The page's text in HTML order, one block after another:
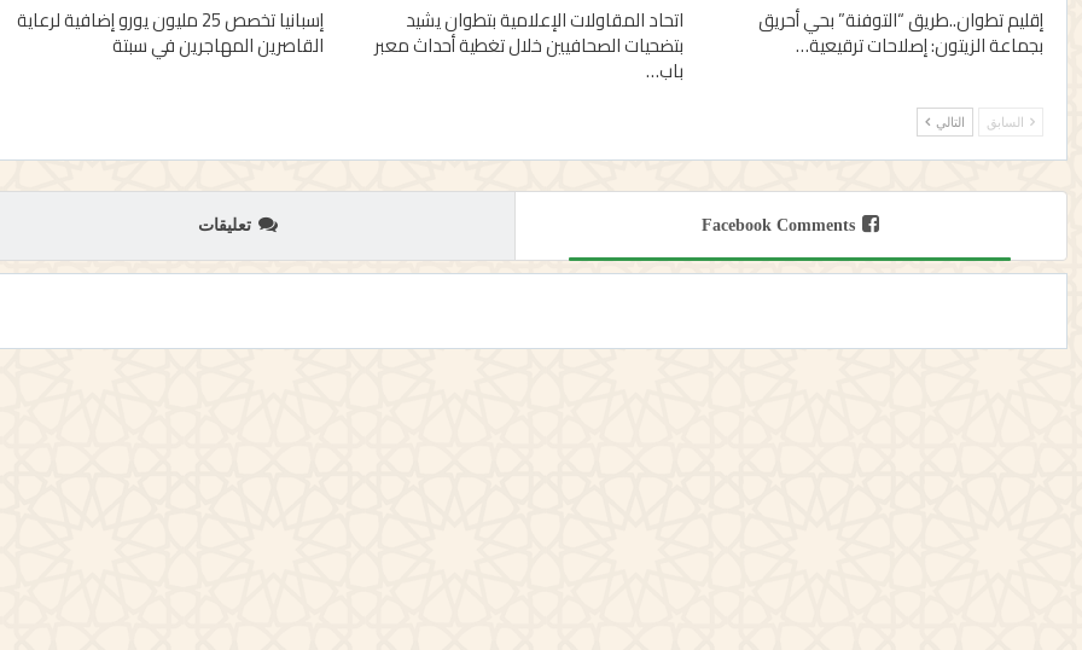
إقليم تطوان..طريق “التوفنة” بحي أحريق
بجماعة الزيتون: إصلاحات ترقيعية…
اتحاد المقاولات الإعلامية بتطوان يشيد
بتضحيات الصحافيين خلال تغطية أحداث معبر
باب…
إسبانيا تخصص 25 مليون يورو إضافية لرعاية
القاصرين المهاجرين في سبتة
السابق التالي
Facebook Comments تعليقات